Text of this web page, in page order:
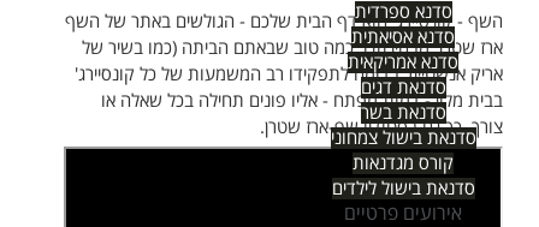
סדנא ספרדית
סדנא אסיאתית
סדנא אמריקאית
סדנאת דגים
סדנאת בשר
סדנאת בישול צמחוני
קורס מגדנאות
סדנאת בישול לילדים
אירועים פרטיים
השף - קונסיירג' הוא דף הבית שלכם - הגולשים באתר של השף
ארז שטרן. מבחינתנו: כמה טוב שבאתם הביתה (כמו בשיר של
אריק אנשטיין). בדומה לתפקידו רב המשמעות של כל קונסיירג'
בבית מלון - דמות מפתח - אליו פונים תחילה בכל שאלה או
צורך, כך גם בסטודיו שף-ארז שטרן.